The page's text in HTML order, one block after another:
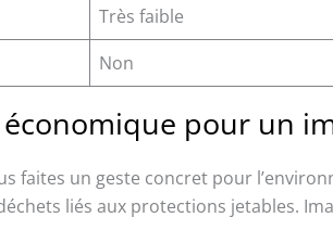
Très faible
Non
pour un
faites un geste concret pour
liés aux protections jetables.